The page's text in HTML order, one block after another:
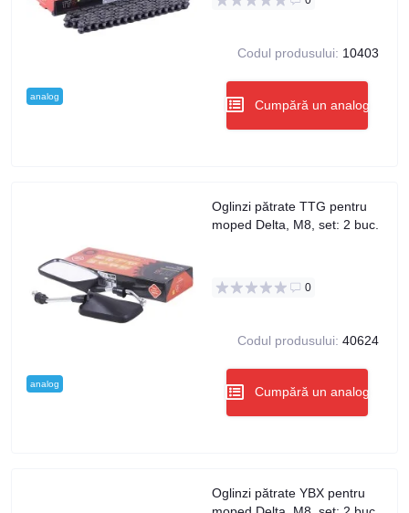
analog
Codul produsului: 10403
Cumpără un analog
analog
Oglinzi pătrate TTG pentru
moped Delta, M8, set: 2 buc.
0
Codul produsului: 40624
Cumpără un analog
Oglinzi pătrate YBX pentru